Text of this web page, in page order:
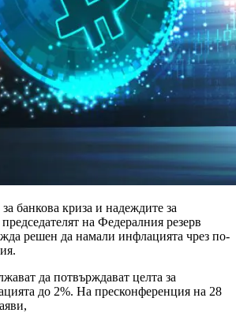
банкова криза и надеждите за
на Федералния резерв
решен да намали инфлацията чрез по-
да потвърждават целта за
до 2%. На пресконференция на 28